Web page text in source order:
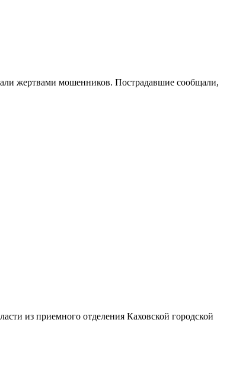
жертвами мошенников. Пострадавшие сообщали,
из приемного отделения Каховской городской